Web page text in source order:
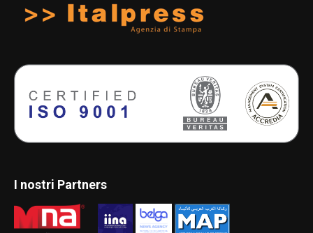
I nostri Partners